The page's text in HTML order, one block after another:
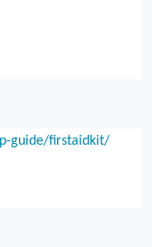
guide/firstaidkit/